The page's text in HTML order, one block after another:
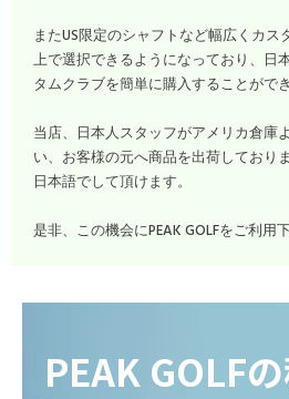
またUS限定のシャフトなど幅広くカ
上で選択できるようになっており、日
タムクラブを簡単に購入することができ
当店、日本人スタッフがアメリカ倉庫
い、お客様の元へ商品を出荷しており
日本語でして頂けます。
是非、この機会にPEAK GOLFをご利用下
PEAK GOLF